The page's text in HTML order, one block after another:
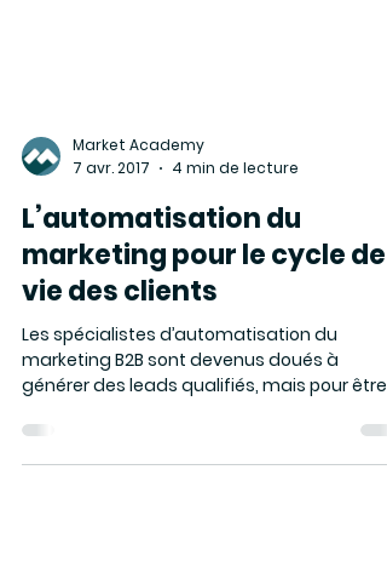
Market Academy
7 avr. 2017
4 min de lecture
L’automatisation du
marketing pour le cycle de
vie des clients
marketing B2B sont devenus doués à
générer des leads qualifiés, mais pour être